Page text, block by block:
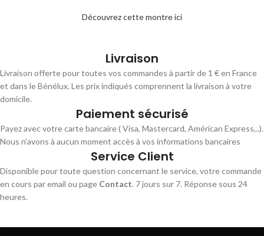
Découvrez cette montre ici
Livraison
Livraison offerte pour toutes vos commandes à partir de 1 € en France
et dans le Bénélux. Les prix indiqués comprennent la livraison à votre
domicile.
Paiement sécurisé
Payez avec votre carte bancaire ( Visa, Mastercard, Américan Express,..).
Nous n'avons à aucun moment accès à vos informations bancaires
Service Client
Disponible pour toute question concernant le service, votre commande
en cours par email ou page Contact. 7 jours sur 7. Réponse sous 24
heures.